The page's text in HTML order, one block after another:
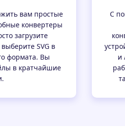
вам простые
конвертеры
загрузите
SVG в
формата. Вы
в кратчайшие
С
и